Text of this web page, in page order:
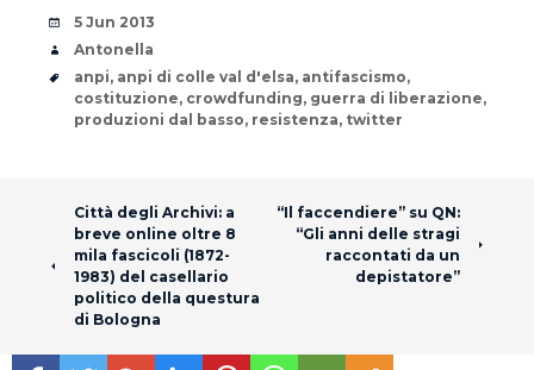
Date
5 Jun 2013
Author
Antonella
Tags
anpi, anpi di colle val d'elsa, antifascismo,
costituzione, crowdfunding, guerra di liberazione,
produzioni dal basso, resistenza, twitter
Post navigation
Città degli Archivi: a
breve online oltre 8
mila fascicoli (1872-
1983) del casellario
politico della questura
di Bologna
“Il faccendiere” su QN:
“Gli anni delle stragi
raccontati da un
depistatore”